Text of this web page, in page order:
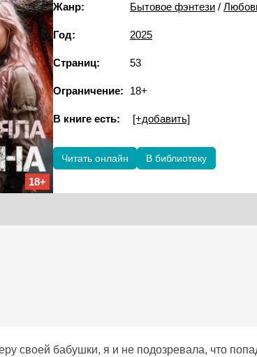
18+
Жанр: Бытовое фэнтези /
Год: 2025
Страниц: 53
Ограничение: 18+
В книге есть: [+добавить]
Читать онлайн В библиотеку
своей бабушки, я и не подозревала, что